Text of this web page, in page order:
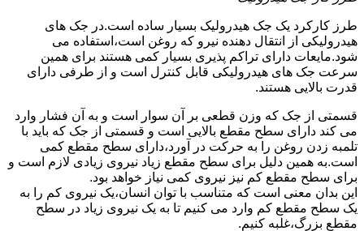
طرز کارکرد یک جک هیدرولیک بسیار ساده است.در جک های
هیدرولیکی از انتقال دهنده نیرو که روغن است،استفاده می
شود.مایعات دارای تراکم پذیری بسیار کمی هستند برای همین
سرعت جک های هیدرولیکی قابل کنترل است و از طرفی دارای
قدرت بالایی هستند.
قسمتی از جک که وزن قطعی بر آن سوار است و به آن فشار وارد
می کند دارای سطح مقطع بالایی است و قسمتی از جک که باید با
تلمبه زدن روغن را به حرکت در آورد،دارای سطح مقطع کمی
است.به همین دلیل برای سطح مقطع زیاد نیروی زیادی لازم است و
برای سطح مقطع کم نیز نیروی کمی نیاز خواهد بود.
این بدان معنی است که متناسب با توان انسان،یک نیروی کم را به
یک سطح مقطع کم وارد می کنیم تا به یک نیروی زیاد در سطح
مقطع بزرگ،غلبه کنیم.